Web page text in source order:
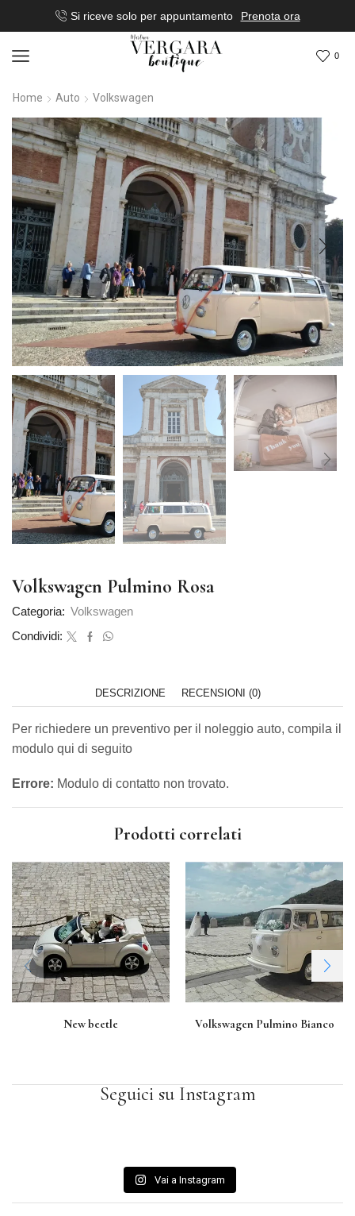
Si riceve solo per appuntamento Prenota ora
0
Home Auto Volkswagen
Volkswagen Pulmino Rosa
Categoria: Volkswagen
Condividi:
DESCRIZIONE RECENSIONI (0)
Per richiedere un preventivo per il noleggio auto, compila il
modulo qui di seguito
Errore: Modulo di contatto non trovato.
Prodotti correlati
New beetle Volkswagen Pulmino Bianco
Seguici su Instagram
Vai a Instagram